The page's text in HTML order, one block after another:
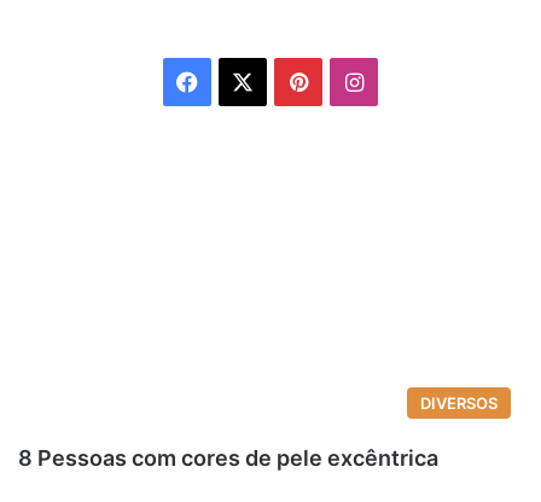
Facebook PinterestInstagram
DIVERSOS
8 Pessoas com cores de pele excêntrica